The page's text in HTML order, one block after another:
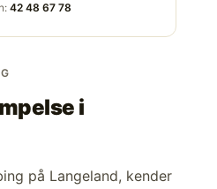
42 48 67 78
i
på Langeland, kender